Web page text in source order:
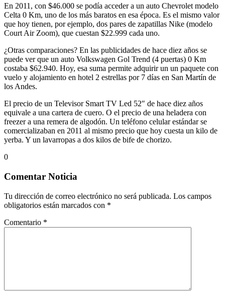
En 2011, con $46.000 se podía acceder a un auto Chevrolet modelo
Celta 0 Km, uno de los más baratos en esa época. Es el mismo valor
que hoy tienen, por ejemplo, dos pares de zapatillas Nike (modelo
Court Air Zoom), que cuestan $22.999 cada uno.
¿Otras comparaciones? En las publicidades de hace diez años se
puede ver que un auto Volkswagen Gol Trend (4 puertas) 0 Km
costaba $62.940. Hoy, esa suma permite adquirir un un paquete con
vuelo y alojamiento en hotel 2 estrellas por 7 días en San Martín de
los Andes.
El precio de un Televisor Smart TV Led 52″ de hace diez años
equivale a una cartera de cuero. O el precio de una heladera con
freezer a una remera de algodón. Un teléfono celular estándar se
comercializaban en 2011 al mismo precio que hoy cuesta un kilo de
yerba. Y un lavarropas a dos kilos de bife de chorizo.
0
Comentar Noticia
Tu dirección de correo electrónico no será publicada. Los campos
obligatorios están marcados con *
Comentario *